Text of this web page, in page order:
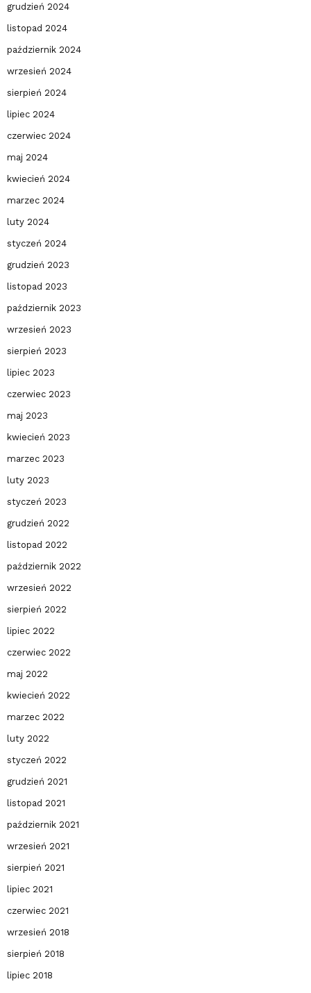
grudzień 2024
listopad 2024
październik 2024
wrzesień 2024
sierpień 2024
lipiec 2024
czerwiec 2024
maj 2024
kwiecień 2024
marzec 2024
luty 2024
styczeń 2024
grudzień 2023
listopad 2023
październik 2023
wrzesień 2023
sierpień 2023
lipiec 2023
czerwiec 2023
maj 2023
kwiecień 2023
marzec 2023
luty 2023
styczeń 2023
grudzień 2022
listopad 2022
październik 2022
wrzesień 2022
sierpień 2022
lipiec 2022
czerwiec 2022
maj 2022
kwiecień 2022
marzec 2022
luty 2022
styczeń 2022
grudzień 2021
listopad 2021
październik 2021
wrzesień 2021
sierpień 2021
lipiec 2021
czerwiec 2021
wrzesień 2018
sierpień 2018
lipiec 2018